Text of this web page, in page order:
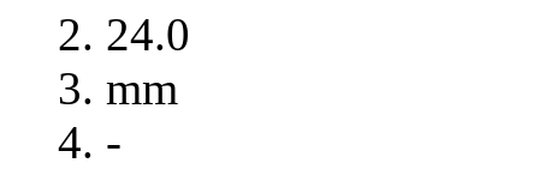
24.0
mm
-